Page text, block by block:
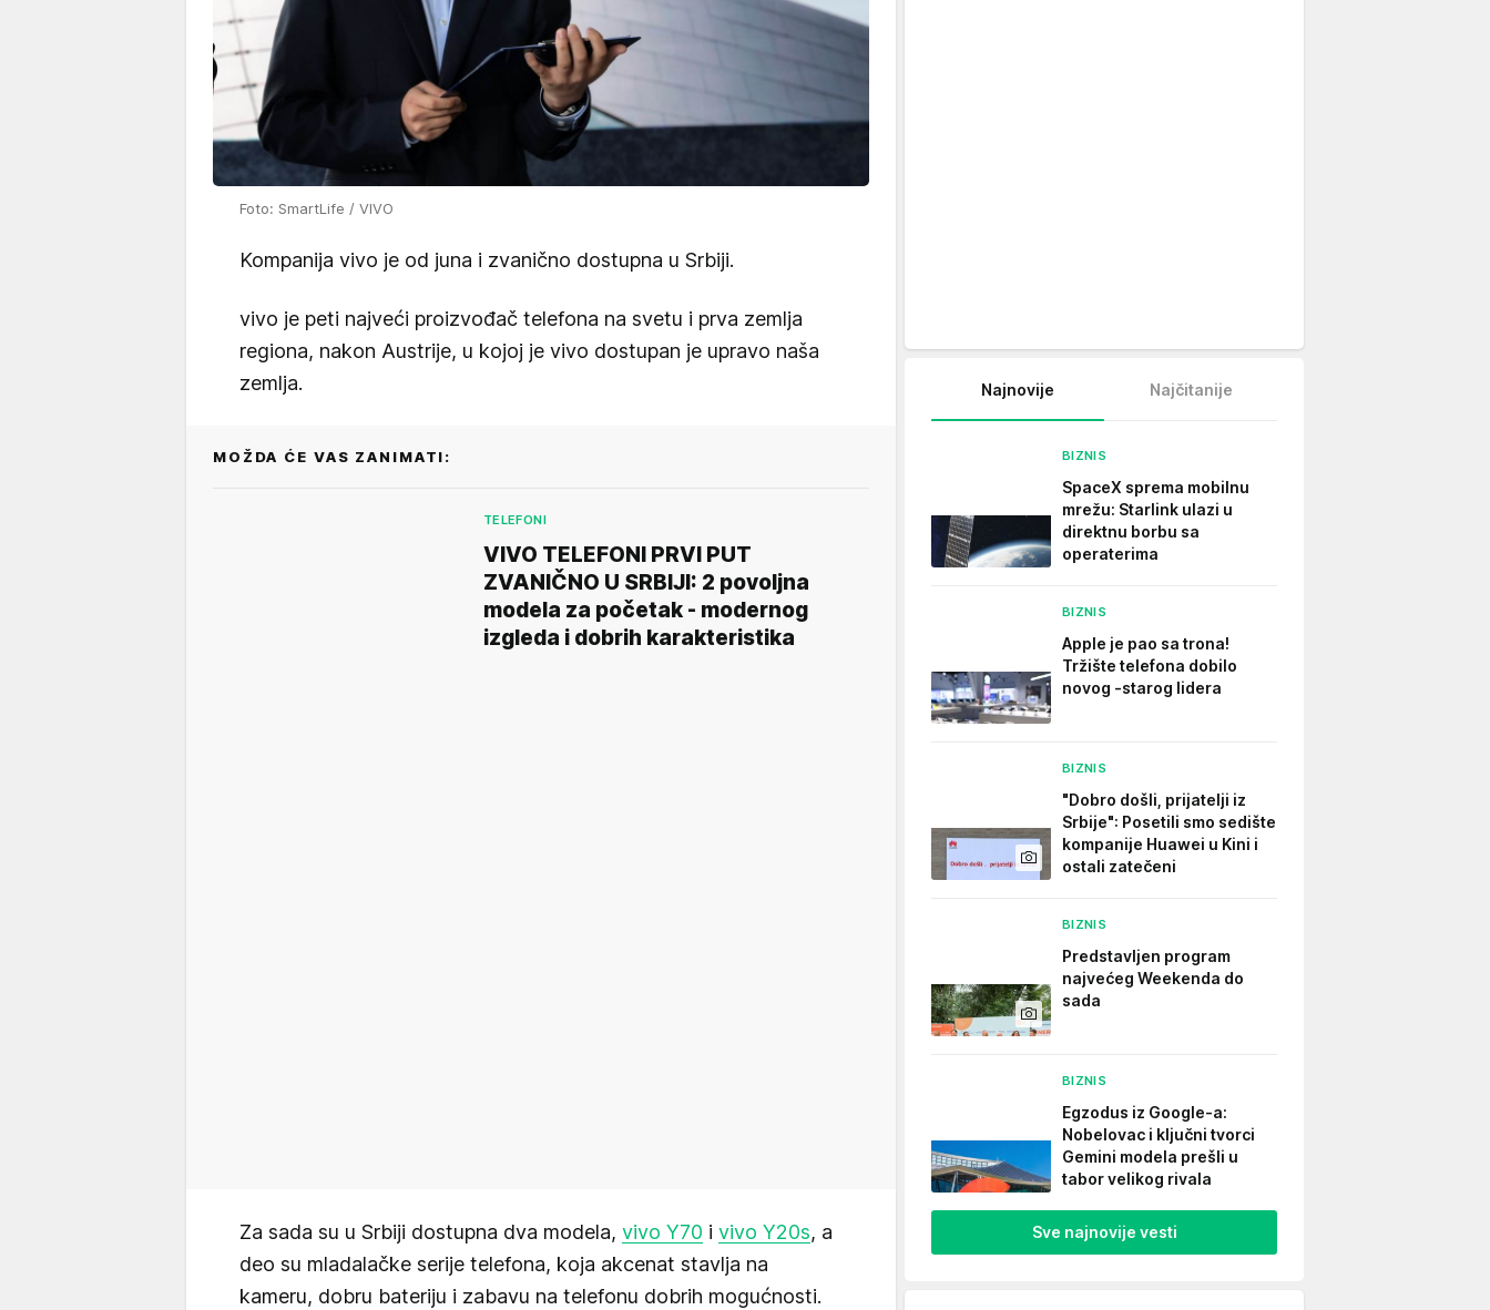
Foto: SmartLife / VIVO
Kompanija vivo je od juna i zvanično dostupna u Srbiji.
vivo je peti najveći proizvođač telefona na svetu i prva zemlja
regiona, nakon Austrije, u kojoj je vivo dostupan je upravo naša
zemlja.
MOŽDA ĆE VAS ZANIMATI:
TELEFONI
VIVO TELEFONI PRVI PUT
ZVANIČNO U SRBIJI: 2 povoljna
modela za početak - modernog
izgleda i dobrih karakteristika
Za sada su u Srbiji dostupna dva modela, vivo Y70 i vivo Y20s, a
deo su mladalačke serije telefona, koja akcenat stavlja na
kameru, dobru bateriju i zabavu na telefonu dobrih mogućnosti.
Najnovije Najčitanije
BIZNIS
SpaceX sprema mobilnu
mrežu: Starlink ulazi u
direktnu borbu sa
operaterima
BIZNIS
Apple je pao sa trona!
Tržište telefona dobilo
novog -starog lidera
BIZNIS
"Dobro došli, prijatelji iz
Srbije": Posetili smo sedište
kompanije Huawei u Kini i
ostali zatečeni
BIZNIS
Predstavljen program
najvećeg Weekenda do
sada
BIZNIS
Egzodus iz Google-a:
Nobelovac i ključni tvorci
Gemini modela prešli u
tabor velikog rivala
Sve najnovije vesti